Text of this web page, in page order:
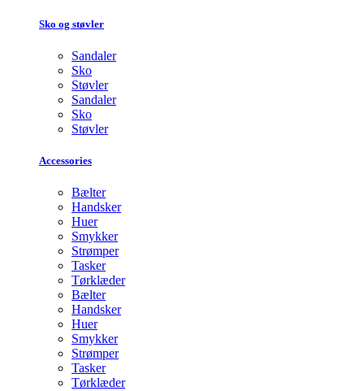
Sko og støvler
Sandaler
Sko
Støvler
Sandaler
Sko
Støvler
Accessories
Bælter
Handsker
Huer
Smykker
Strømper
Tasker
Tørklæder
Bælter
Handsker
Huer
Smykker
Strømper
Tasker
Tørklæder